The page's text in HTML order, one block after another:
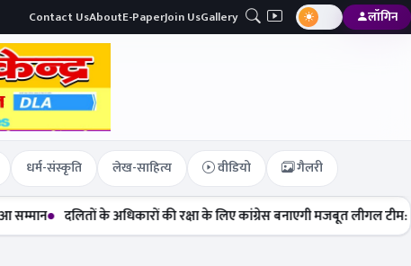
Contact UsAboutE-PaperJoin UsGallery लॉगिन
धर्म-संस्कृति लेख-साहित्य वीडियो गैलरी
दलितों के अधिकारों की रक्षा के लिए कांग्रेस बनाएगी मजबूत लीगल टीम: मेघा सेहरा